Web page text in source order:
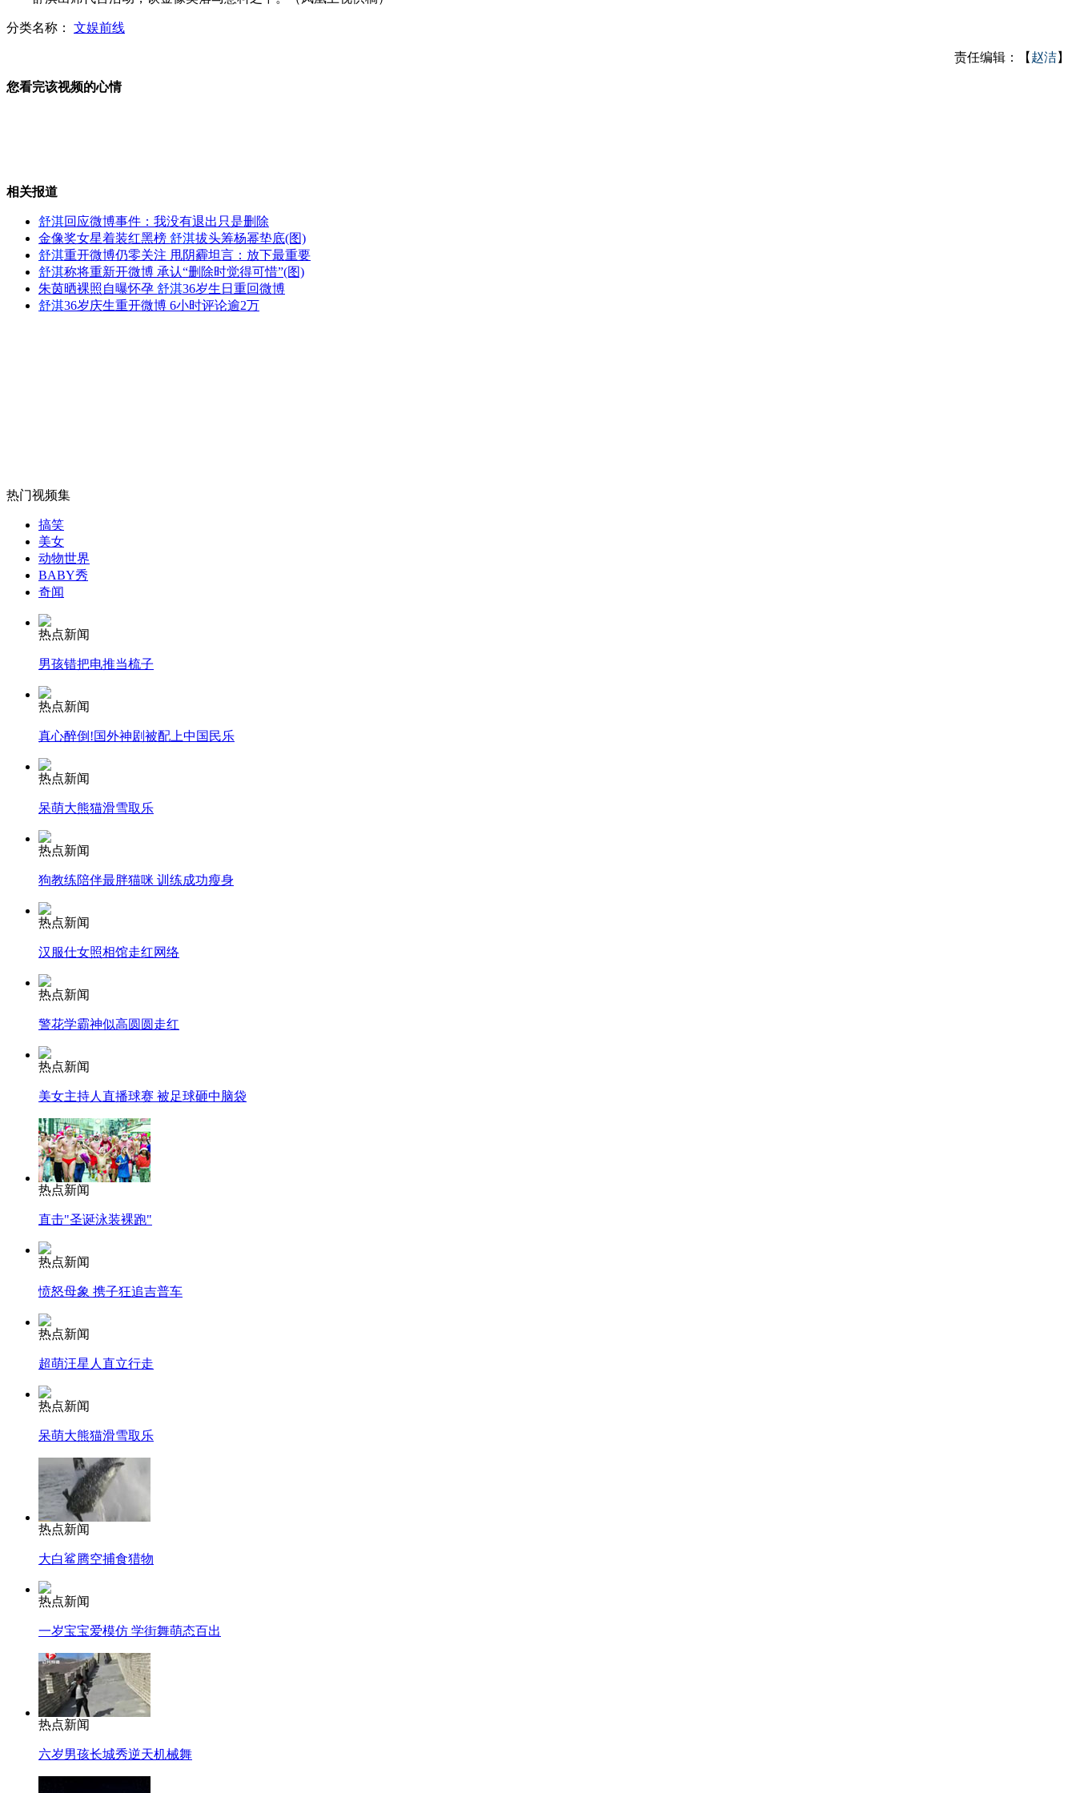
江苏书展：传统农家书屋插上“数字化”翅膀
日81名国会议员集体参拜靖国神社
两名中国籍船员涉嫌撞日渔船被捕
无痛分娩是否安全 医生回应
外交部：反对强权政治霸凌主义
外交部：有关国家言论片面不公正
安徽一实载49人客车翻车
走！跟着总书记去植树
消防员救轻生者
纽约上演“枕头大战”
司机酒驾遇交警 急速倒车逃窜
分类名称： 文娱前线
责任编辑：【 赵洁】
您看完该视频的心情
相关报道
舒淇回应微博事件：我没有退出只是删除
金像奖女星着装红黑榜 舒淇拔头筹杨幂垫底(图)
舒淇重开微博仍零关注 甩阴霾坦言：放下最重要
舒淇称将重新开微博 承认“删除时觉得可惜”(图)
朱茵晒裸照自曝怀孕 舒淇36岁生日重回微博
舒淇36岁庆生重开微博 6小时评论逾2万
热门视频集
搞笑
美女
动物世界
BABY秀
奇闻
热点新闻
男孩错把电推当梳子
热点新闻
真心醉倒!国外神剧被配上中国民乐
热点新闻
呆萌大熊猫滑雪取乐
热点新闻
狗教练陪伴最胖猫咪 训练成功瘦身
热点新闻
汉服仕女照相馆走红网络
热点新闻
警花学霸神似高圆圆走红
热点新闻
美女主持人直播球赛 被足球砸中脑袋
热点新闻
直击"圣诞泳装裸跑"
热点新闻
愤怒母象 携子狂追吉普车
热点新闻
超萌汪星人直立行走
热点新闻
呆萌大熊猫滑雪取乐
热点新闻
大白鲨腾空捕食猎物
热点新闻
一岁宝宝爱模仿 学街舞萌态百出
热点新闻
六岁男孩长城秀逆天机械舞